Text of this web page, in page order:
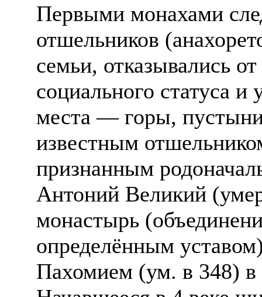
Первыми монахами
отшельников
семьи, отказывались
социального статуса
места — горы,
известным
признанным
Антоний Великий
монастырь
определённым
Пахомием (ум. в 348) в